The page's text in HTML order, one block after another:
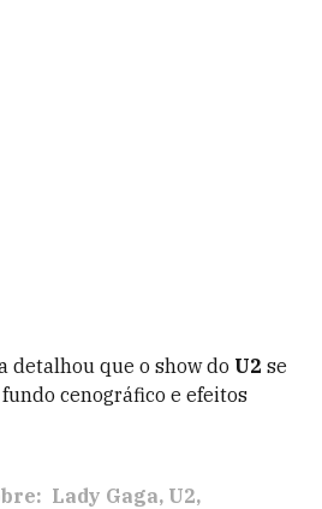
detalhou que o show do U2 se
cenográfico e efeitos
Lady Gaga U2